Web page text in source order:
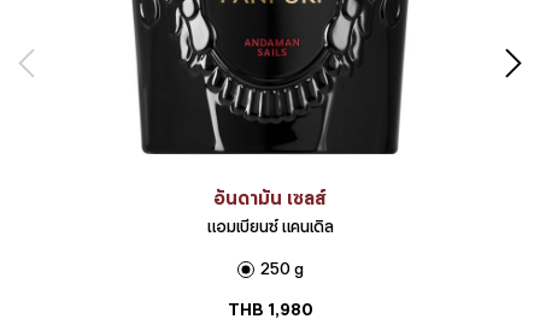
อันดามัน เซลส์
แอมเบียนซ์ แคนเดิล
250 g
THB 1,980